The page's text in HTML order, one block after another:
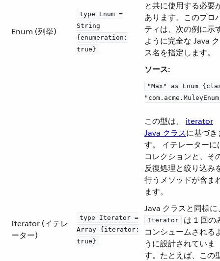
Enum (列挙)
type Enum =
String
{enumeration:
true}
と共に使用する必要
あります。このプロ
ティは、次の例に示
ように完全な Java
ス名を指定します。
ソース:
"Max" as Enum
Iterator (イテレ
ーター)
type Iterator =
Array {iterator:
true}
この型は、 iterator
Java クラスに基づき
す。 イテレーターに
コレクションと、そ
反復処理と絞り込み
行うメソッドが含ま
ます。
Java クラスと同様に
Iterator
は 1 回の
コンシュームされる
うに設計されていま
す。たとえば、この